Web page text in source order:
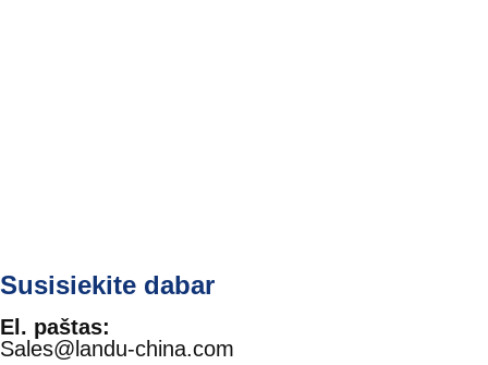
Susisiekite dabar
El. paštas:
Sales@landu-china.com